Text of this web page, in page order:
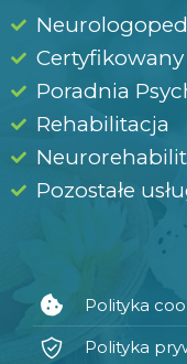
Poradnia
Rehabilitacja
Pozostałe
Polityka
Polityka